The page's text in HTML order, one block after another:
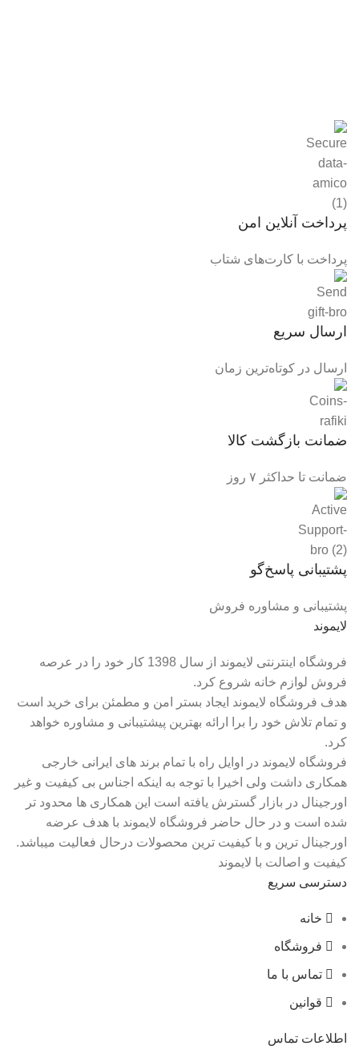
پرداخت آنلاین امن
پرداخت با کارت‌های شتاب
ارسال سریع
ارسال در کوتاه‌ترین زمان
ضمانت بازگشت کالا
ضمانت تا حداکثر ۷ روز
پشتیبانی پاسخ‌گو
پشتیبانی و مشاوره فروش
لایموند
فروشگاه اینترنتی لایموند از سال 1398 کار خود را در عرصه
فروش لوازم خانه شروع کرد.
هدف فروشگاه لایموند ایجاد بستر امن و مطمئن برای خرید است
و تمام تلاش خود را برا ارائه بهترین پیشتیبانی و مشاوره خواهد
کرد.
فروشگاه لایموند در اوایل راه با تمام برند های ایرانی خارجی
همکاری داشت ولی اخیرا با توجه به اینکه اجناس بی کیفیت و غیر
اورجینال در بازار گسترش یافته است این همکاری ها محدود تر
شده است و در حال حاضر فروشگاه لایموند با هدف عرضه
اورجینال ترین و با کیفیت ترین محصولات درحال فعالیت میباشد.
کیفیت و اصالت با لایموند
دسترسی سریع
خانه
فروشگاه
تماس با ما
قوانین
اطلاعات تماس